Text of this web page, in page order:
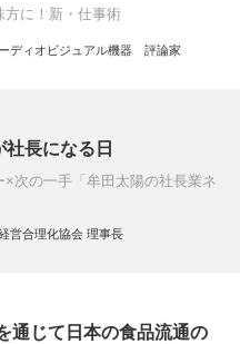
方に！新・仕事術
ディオビジュアル機器 評論家
長になる日
×次の一手「牟田太陽の社長業ネ
営合理化協会 理事長
通じて日本の食品流通の